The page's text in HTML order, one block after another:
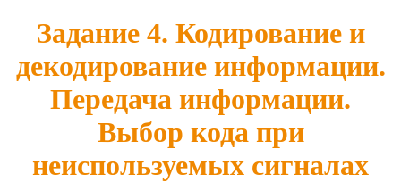
Задание 4. Кодирование и
декодирование информации.
Передача информации.
Выбор кода при
неиспользуемых сигналах